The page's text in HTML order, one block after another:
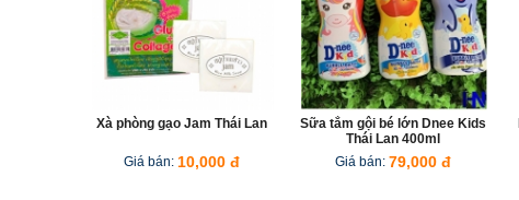
Xà phòng gạo Jam Thái Lan
Giá bán: 10,000 đ
Sữa tắm gội bé lớn Dnee Kids
Thái Lan 400ml
Giá bán: 79,000 đ